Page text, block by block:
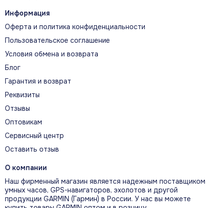
Информация
Оферта и политика конфиденциальности
Пользовательское соглашение
Условия обмена и возврата
Блог
Гарантия и возврат
Реквизиты
Отзывы
Оптовикам
Сервисный центр
Оставить отзыв
О компании
Наш фирменный магазин является надежным поставщиком
умных часов, GPS-навигаторов, эхолотов и другой
продукции GARMIN (Гармин) в России. У нас вы можете